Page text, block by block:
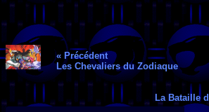
« Précédent
Les Chevaliers du Zodiaque
La Bataille